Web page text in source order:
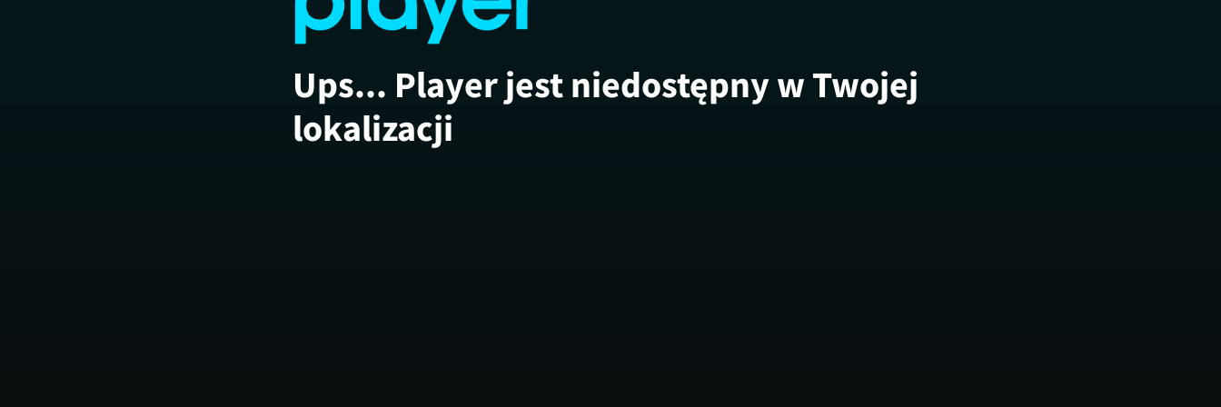
Ups... Player jest niedostępny w Twojej
lokalizacji